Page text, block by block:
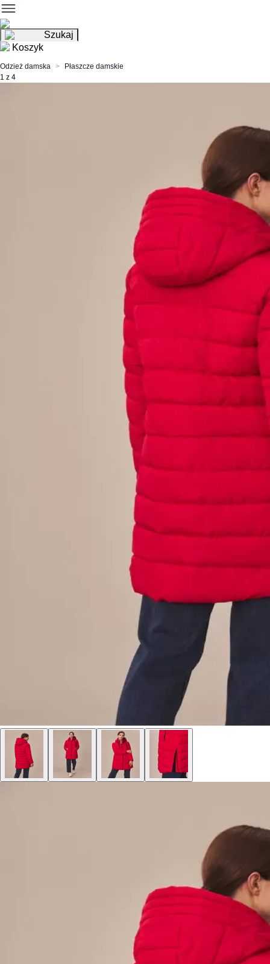
Szukaj
Koszyk
Odzież damska
Płaszcze damskie
1 z 4